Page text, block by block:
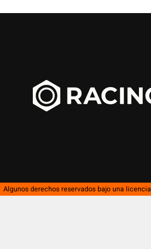
Algunos derechos reservados bajo una licencia